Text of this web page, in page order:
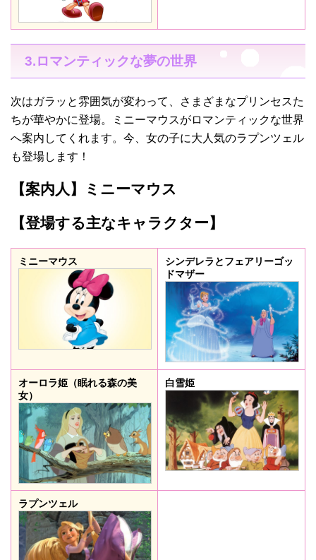
3.ロマンティックな夢の世界
次はガラッと雰囲気が変わって、さまざまなプリンセスた
ちが華やかに登場。ミニーマウスがロマンティックな世界
へ案内してくれます。今、女の子に大人気のラプンツェル
も登場します！
【案内人】ミニーマウス
【登場する主なキャラクター】
ミニーマウス
シンデレラとフェアリーゴッ
ドマザー
オーロラ姫（眠れる森の美
女）
白雪姫
ラプンツェル